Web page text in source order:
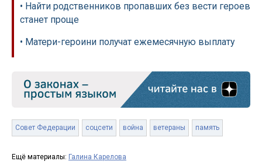
• Найти родственников пропавших без вести героев
станет проще
• Матери-героини получат ежемесячную выплату
Совет Федерации соцсети война ветераны память
Ещё материалы: Галина Карелова